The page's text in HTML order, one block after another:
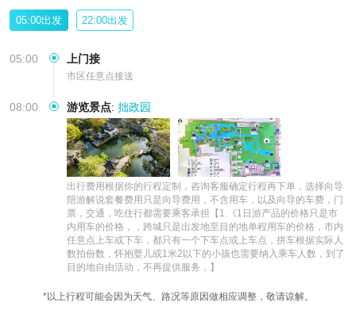
05:00出发 22:00出发
05:00 上门接
市区任意点接送
08:00 游览景点: 拙政园
出行费用根据你的行程定制，咨询客服确定行程再下单，选择向导
陪游解说套餐费用只是向导费用，不含用车，以及向导的车费，门
票，交通，吃住行都需要乘客承担【1.《1日游产品的价格只是市
内用车的价格，，跨城只是出发地至目的地单程用车的价格，市内
任意点上车或下车，都只有一个下车点或上车点，拼车根据实际人
数拍份数，怀抱婴儿或1米2以下的小孩也需要纳入乘车人数，到了
目的地自由活动，不再提供服务，】
*以上行程可能会因为天气、路况等原因做相应调整，敬请谅解。